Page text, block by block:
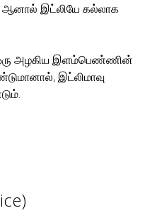
ஆனால் இட்லியே கல்லாக
அழகிய இளம்பெண்ணின்
இட்லிமாவு